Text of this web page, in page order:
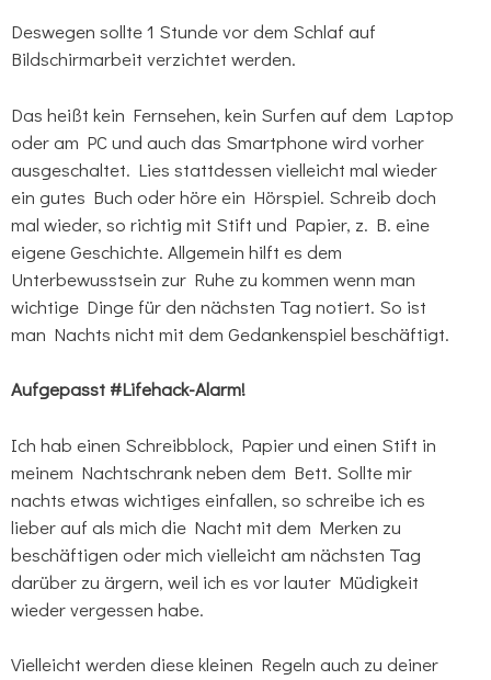
Deswegen sollte 1 Stunde vor dem Schlaf auf
Bildschirmarbeit verzichtet werden.
Das heißt kein Fernsehen, kein Surfen auf dem Laptop
oder am PC und auch das Smartphone wird vorher
ausgeschaltet. Lies stattdessen vielleicht mal wieder
ein gutes Buch oder höre ein Hörspiel. Schreib doch
mal wieder, so richtig mit Stift und Papier, z. B. eine
eigene Geschichte. Allgemein hilft es dem
Unterbewusstsein zur Ruhe zu kommen wenn man
wichtige Dinge für den nächsten Tag notiert. So ist
man Nachts nicht mit dem Gedankenspiel beschäftigt.
Aufgepasst #Lifehack-Alarm!
Ich hab einen Schreibblock, Papier und einen Stift in
meinem Nachtschrank neben dem Bett. Sollte mir
nachts etwas wichtiges einfallen, so schreibe ich es
lieber auf als mich die Nacht mit dem Merken zu
beschäftigen oder mich vielleicht am nächsten Tag
darüber zu ärgern, weil ich es vor lauter Müdigkeit
wieder vergessen habe.
Vielleicht werden diese kleinen Regeln auch zu deiner